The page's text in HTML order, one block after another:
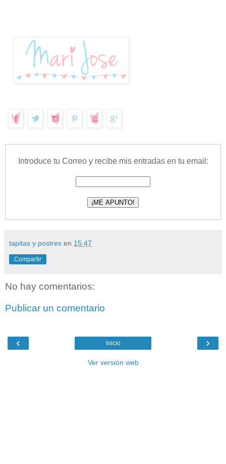
Introduce tu Correo y recibe mis entradas en tu email:
tapitas y postres en 15:47
Compartir
No hay comentarios:
Publicar un comentario
‹ ›
Inicio
Ver versión web